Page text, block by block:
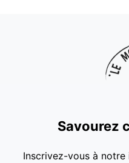
Savourez
Inscrivez-vous à